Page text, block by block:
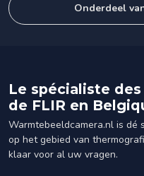
Onderdeel
Le spécialiste
de FLIR en
Warmtebeeldcamera.nl is dé
op het gebied van
klaar voor al uw vragen.